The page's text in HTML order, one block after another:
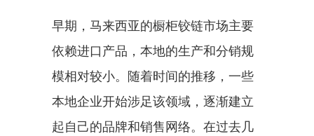
早期，马来西亚的橱柜铰链市场主要
依赖进口产品，本地的生产和分销规
模相对较小。随着时间的推移，一些
本地企业开始涉足该领域，逐渐建立
起自己的品牌和销售网络。在过去几